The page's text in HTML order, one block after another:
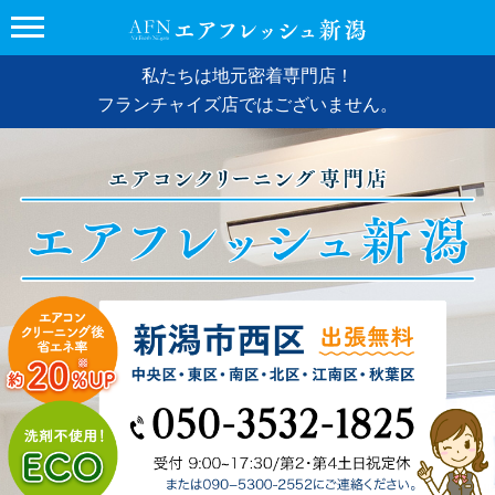
私たちは地元密着専門店！
フランチャイズ店ではございません。